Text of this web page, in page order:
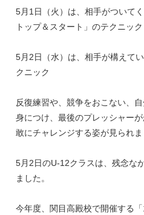
5月1日（火）は、相手がついて
トップ＆スタート」のテクニック
5月2日（水）は、相手が構えて
クニック
反復練習や、競争をおこない、
身につけ、最後のプレッシャー
敢にチャレンジする姿が見られま
5月2日のU-12クラスは、残念な
ました。
今年度、関目高殿校で開催する「